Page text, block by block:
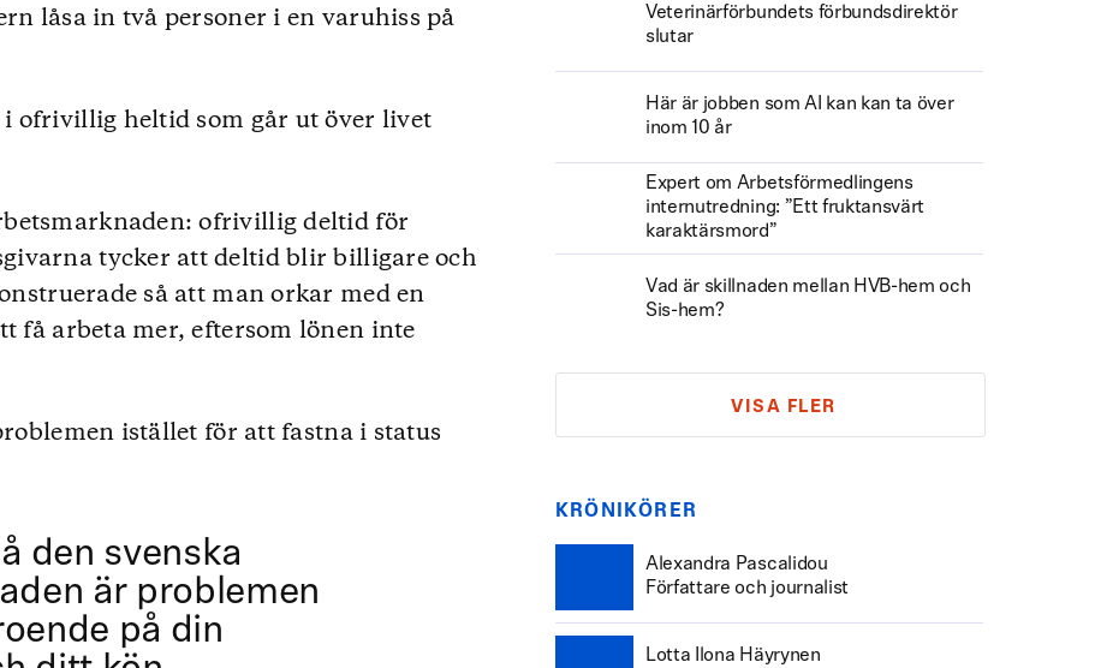
låsa in två personer i en varuhiss på
ofrivillig heltid som går ut över livet
ofrivillig deltid för
tycker att deltid blir billigare och
så att man orkar med en
få arbeta mer, eftersom lönen inte
istället för att fastna i status
den svenska
är problemen
på din
Veterinärförbundets förbundsdirektör
slutar
Här är jobben som AI kan kan ta över
inom 10 år
Expert om Arbetsförmedlingens
internutredning: ”Ett fruktansvärt
karaktärsmord”
Vad är skillnaden mellan HVB-hem och
Sis-hem?
VISA FLER
KRÖNIKÖRER
Alexandra Pascalidou
Författare och journalist
Lotta Ilona Häyrynen